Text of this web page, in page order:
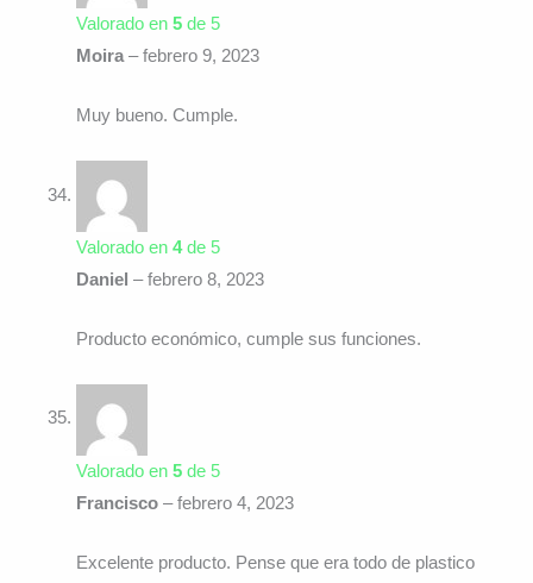
Valorado en 5de 5
Moira – febrero 9, 2023
Muy bueno. Cumple.
Valorado en 4de 5
Daniel – febrero 8, 2023
Producto económico, cumple sus funciones.
Valorado en 5de 5
Francisco – febrero 4, 2023
Excelente producto. Pense que era todo de plastico